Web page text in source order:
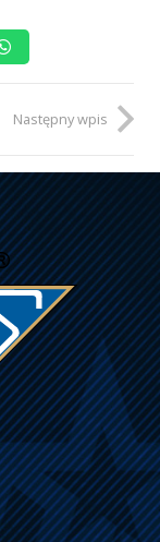
Następny wpis